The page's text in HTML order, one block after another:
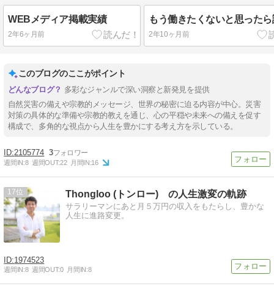
WEBメディア掲載実績
2年6ヶ月前
もう働きたくないと思った
2年10ヶ月前
このブログのここがポイント
多彩なジャンルで深い洞察と新発見を提供
自然災害の備えや宗教的メッセージ、世界の秘密に迫る内容が中心。災害
対策の具体的な準備や宗教的教えを通じ、心の平穏や未来への備えを促す
構成で、多角的な視点から人生を豊かにする考え方を示している。
2105774 3
週間IN:8 週間OUT:22 月間IN:16
17 Thongloo (トンロー) の人生激変の軌跡
サラリーマンにあと月５万円の収入をもたらし、豊かな
人生に進路変更。
1974523
週間IN:8 週間OUT:0 月間IN:8